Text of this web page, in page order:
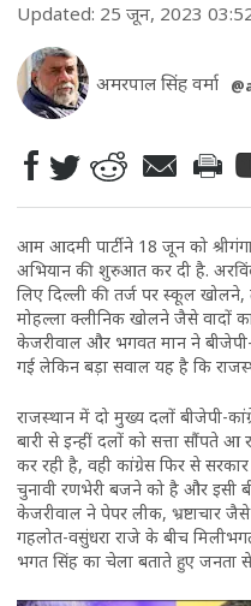
Updated: 25 जून, 2023
अमरपाल सिंह वर्मा
आम आदमी पार्टी ने 18 जून को
अभियान की शुरुआत कर दी है.
लिए दिल्ली की तर्ज पर स्कूल
मोहल्ला क्लीनिक खोलने जैसे वादों
केजरीवाल और भगवत मान ने बीजेपी-
गई लेकिन बड़ा सवाल यह है कि
राजस्थान में दो मुख्य दलों बीजेपी-
बारी से इन्हीं दलों को सत्ता सौंपते
कर रही है, वही कांग्रेस फिर से
चुनावी रणभेरी बजने को है और इसी
केजरीवाल ने पेपर लीक, भ्रष्टाचार
गहलोत-वसुंधरा राजे के बीच
भगत सिंह का चेला बताते हुए जनता